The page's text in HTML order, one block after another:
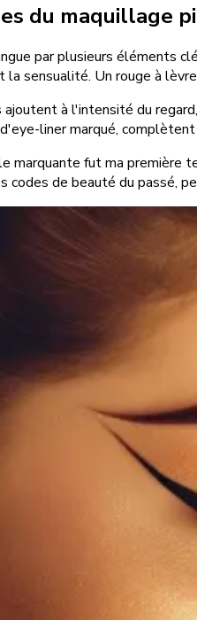
du maquillage
par plusieurs éléments
sensualité. Un rouge à
ajoutent à l'intensité du
liner marqué,
marquante fut ma première
codes de beauté du passé,